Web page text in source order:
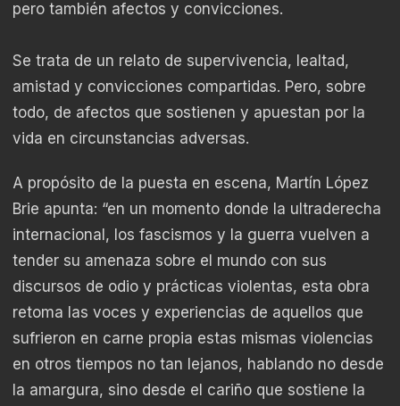
pero también afectos y convicciones.
Se trata de un relato de supervivencia, lealtad,
amistad y convicciones compartidas. Pero, sobre
todo, de afectos que sostienen y apuestan por la
vida en circunstancias adversas.
A propósito de la puesta en escena, Martín López
Brie apunta: “en un momento donde la ultraderecha
internacional, los fascismos y la guerra vuelven a
tender su amenaza sobre el mundo con sus
discursos de odio y prácticas violentas, esta obra
retoma las voces y experiencias de aquellos que
sufrieron en carne propia estas mismas violencias
en otros tiempos no tan lejanos, hablando no desde
la amargura, sino desde el cariño que sostiene la